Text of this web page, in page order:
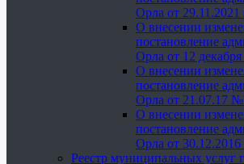
Орла от
О внесении
постановление
Орла от 12
О внесении
постановление
Орла от 21.07.17
О внесении
постановление
Орла от
Реестр муниципальных услуг